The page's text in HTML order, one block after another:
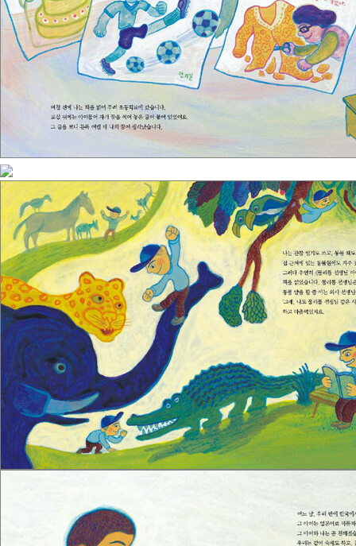
만나게 되었습니다.
<세탁소 아저씨의 꿈>은 이분의 삶에 감동받은 한국의 동화작가가
들려주는 꿈에 관한 이야기입니다. 그분처럼 일본에서 살고 있는 우
리 동포 아이들의 꿈에 대한 책입니다. 정대세 같은 축구선수가 되고
싶다는 아이, 요리사가 되어 다른 사람들이 내 요리를 먹고 기뻐했으
면 좋겠다는 아이, 야무지게도 조국의 통일과 평화를 바라며 전쟁 없
는 세상이 되었으면 좋겠다는 아이들의 꿈이 담겨 있는 책입니다.
사람들은 꿈을 꾸는 일이 쉽다고 합니다. 그러나 어떤 이들에게는 꿈
을 꾸는 일조차 절망인 현실이 있습니다. 사람들은 꿈을 꾸기보다 현
실을 직시하라고 권고합니다. 그러나 어떤 이들에게는 차별과 무시,
좌절로 얼룩진 현실 속에서 꿈이라도 꾸지 않고서는 단 하루를 견딜
수 없는 일상이 기다리고 있습니다. 책의 말미에 저자는 꿈꾸는 힘이
야말로 자신의 미래를 활짝 여는 힘이라고 적고 있습니다. 사육사가
되고 싶었으나 세탁소를 운영하는 작가가 된 책의 주인공은 바로 이
렇게 꿈을 꾸는 힘이 있었기에 자신 앞에 놓인 엄혹한 현실의 벽을 딛
고 우리들과 만날 수 있었습니다.
책을 읽고 나면 시대와 역사의 수레바퀴 아래 짓밟힌 가녀린 풀들처
럼 꿈과 일상을 짓밟히고도 굳세게 살아남아 역사의 증인들이 되어준
재일동포, 우리 아이들의 꿈을 지켜주고 싶어집니다. 함께 응원해주
시지 않겠습니까, 그들의 꿈을.